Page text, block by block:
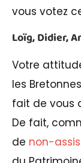
vous votez
Loïg, Didier,
Votre
les
fait de vous
De fait,
de non-